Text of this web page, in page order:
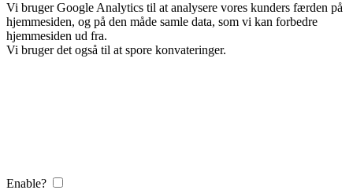
Vi bruger Google Analytics til at analysere vores kunders færden på
hjemmesiden, og på den måde samle data, som vi kan forbedre
hjemmesiden ud fra.
Vi bruger det også til at spore konvateringer.
Enable?